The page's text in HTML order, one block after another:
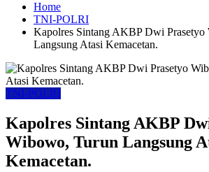
Home
TNI-POLRI
Kapolres Sintang AKBP Dwi Prasetyo
Langsung Atasi Kemacetan.
TNI-POLRI
Kapolres Sintang AKBP
Wibowo, Turun Langsung
Kemacetan.